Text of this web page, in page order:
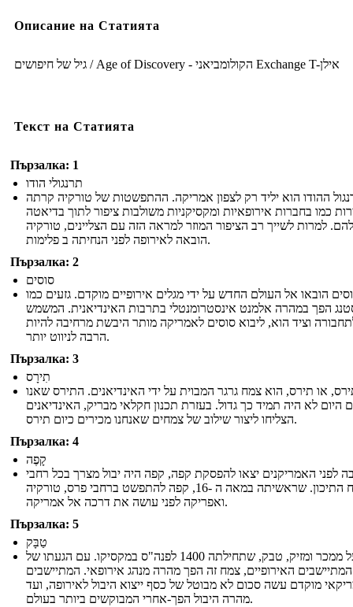
Описание на Статията
גיל של חיפושים / Age of Discovery - הקולומביאני Exchange T-אילן
Текст на Статията
Пързалка: 1
תרנגולי הודו
ההודו הוא יליד רק לצפון אמריקה. ההתפשטות של טורקיה קרתה
כמו בחברות אירופאיות ומקסיקניות משולבות ציפור לתוך בדיאטה
למרות לשייך רב הציפור המוזר למראה הזה עם הצליינים, טורקיה
הובאה לאירופה לפני הנחיתה ב פלימות.
Пързалка: 2
סוסים
הובאו אל העולם החדש על ידי מגלים אירופיים מוקדם. גזעים כמו
הפך במהרה אלמנט אינסטרומנטלי בתרבות האינדיאנית. המשמש
וציד הוא, ליבוא סוסים לאמריקה מותר היבשת מרחיבה להיות
הרבה לניווט יותר.
Пързалка: 3
תִירָס
או תירס, הוא צמח גרגר המבוית על ידי האינדיאנים. התירס שאנו
היום לא היה תמיד כך גדול. בעזרת תכנון חקלאי מבריק, האינדיאנים
הצליחו ליצור שילוב של צמחים שאנחנו מכירים כיום תירס.
Пързалка: 4
קָפֶה
לפני האמריקנים יצאו להפסקת קפה, קפה היה יבול מצרך בכל רחבי
המזרח התיכון. שראשיתה במאה ה -16, קפה להתפשט ברחבי פרס, טורקיה
ואפריקה לפני עושה את דרכה אל אמריקה.
Пързалка: 5
טַבָּק
המפעל ממכר ומזיק, טבק, שתחילתה 1400 לפנה"ס במקסיקו. עם הגעתו של
המתיישבים האירופיים, צמח זה הפך מהרה מנהג אירופאי. המתיישבים
מוקדם עשה סכום לא מבוטל של כסף ייצוא היבול לאירופה, ועד
מהרה היבול הפך-אחרי המבוקשים ביותר בעולם.